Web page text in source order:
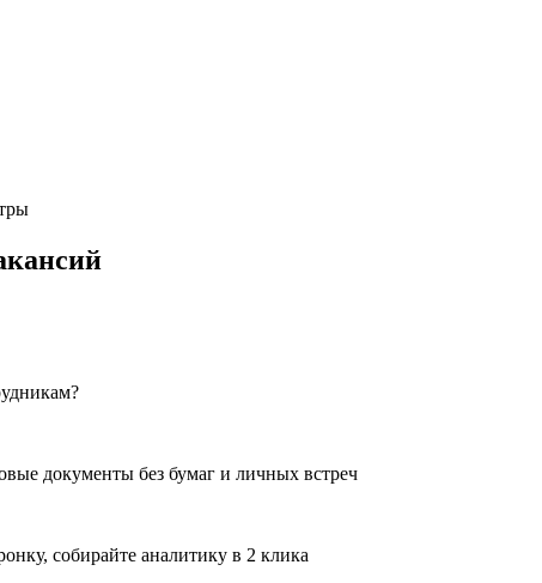
документы без бумаг и личных встреч
собирайте аналитику в 2 клика